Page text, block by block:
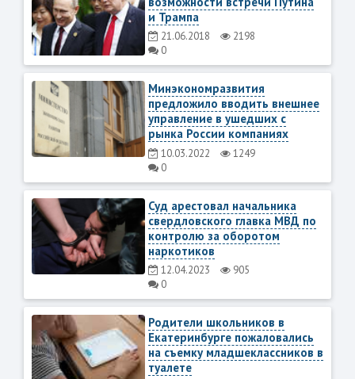
и Трампа
21.06.2018
2198
0
Минэкономразвития
предложило вводить внешнее
управление в ушедших с
рынка России компаниях
10.03.2022
1249
0
Суд арестовал начальника
свердловского главка МВД по
контролю за оборотом
наркотиков
12.04.2023
905
0
Родители школьников в
Екатеринбурге пожаловались
на съемку младшеклассников в
туалете